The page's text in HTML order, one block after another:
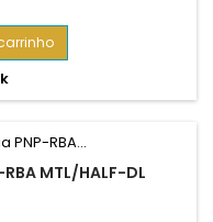
RBA MTL/HALF-DL